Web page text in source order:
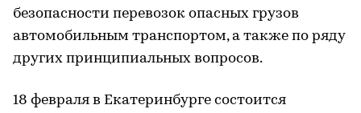
безопасности перевозок опасных грузов
автомобильным транспортом, а также по ряду
других принципиальных вопросов.
18 февраля в Екатеринбурге состоится